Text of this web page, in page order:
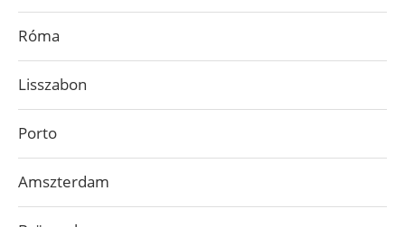
Róma
Lisszabon
Porto
Amszterdam